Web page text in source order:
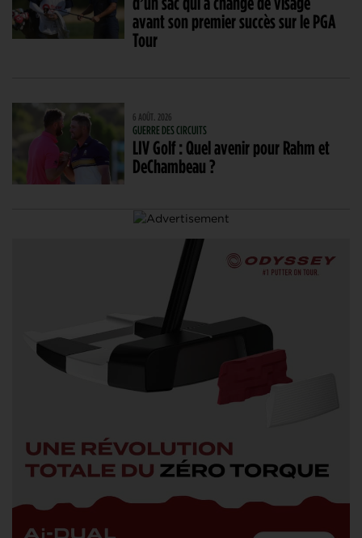
avant son premier succès sur le PGA
Tour
6 AOÛT. 2026
GUERRE DES CIRCUITS
LIV Golf : Quel avenir pour Rahm et
DeChambeau ?